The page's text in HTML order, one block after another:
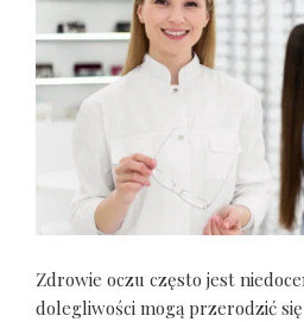
Zdrowie oczu często jest
dolegliwości mogą przerodzić